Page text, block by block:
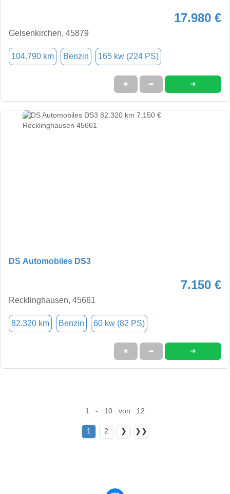
17.980 €
Gelsenkirchen, 45879
104.790 km Benzin 165 kw (224 PS)
★ ➦ ➜
DS Automobiles DS3
7.150 €
Recklinghausen, 45661
82.320 km Benzin 60 kw (82 PS)
★ ➦ ➜
1 - 10 von 12
1 2 ❯ ❯❯